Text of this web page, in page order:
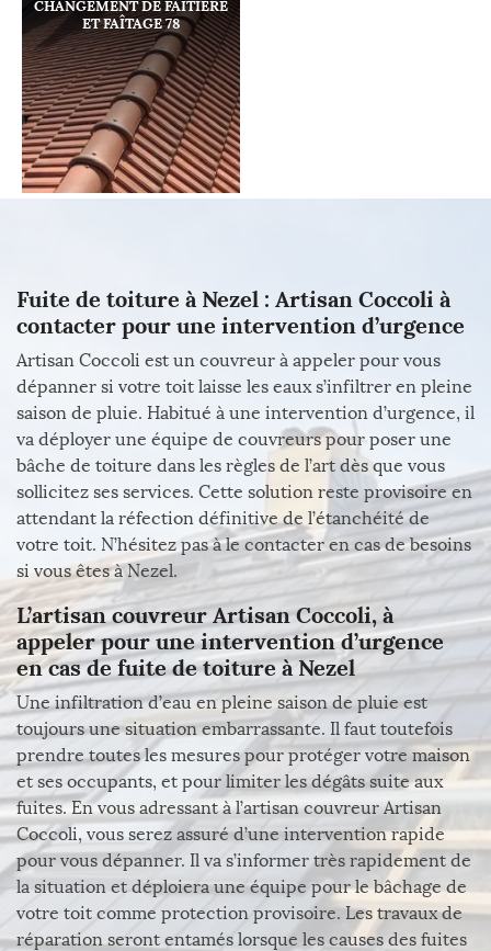
CHANGEMENT DE FAÎTIÈRE
ET FAÎTAGE 78
Fuite de toiture à Nezel : Artisan Coccoli à
contacter pour une intervention d’urgence
Artisan Coccoli est un couvreur à appeler pour vous
dépanner si votre toit laisse les eaux s’infiltrer en pleine
saison de pluie. Habitué à une intervention d’urgence, il
va déployer une équipe de couvreurs pour poser une
bâche de toiture dans les règles de l’art dès que vous
sollicitez ses services. Cette solution reste provisoire en
attendant la réfection définitive de l’étanchéité de
votre toit. N’hésitez pas à le contacter en cas de besoins
si vous êtes à Nezel.
L’artisan couvreur Artisan Coccoli, à
appeler pour une intervention d’urgence
en cas de fuite de toiture à Nezel
Une infiltration d’eau en pleine saison de pluie est
toujours une situation embarrassante. Il faut toutefois
prendre toutes les mesures pour protéger votre maison
et ses occupants, et pour limiter les dégâts suite aux
fuites. En vous adressant à l’artisan couvreur Artisan
Coccoli, vous serez assuré d’une intervention rapide
pour vous dépanner. Il va s’informer très rapidement de
la situation et déploiera une équipe pour le bâchage de
votre toit comme protection provisoire. Les travaux de
réparation seront entamés lorsque les causes des fuites